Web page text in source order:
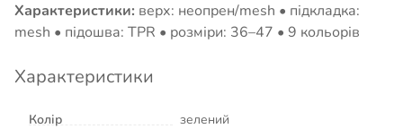
Характеристики: верх: неопрен/mesh • підкладка:
mesh • підошва: TPR • розміри: 36–47 • 9 кольорів
Характеристики
Колір
зелений